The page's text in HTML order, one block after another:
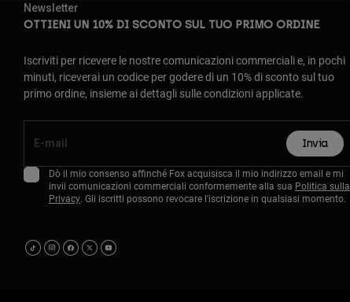
Newsletter
OTTIENI UN 10% DI SCONTO SUL TUO PRIMO ORDINE
Iscriviti per ricevere le nostre comunicazioni commerciali e, in pochi
minuti, riceverai un codice per godere di un 10% di sconto sul tuo
primo ordine, insieme ai dettagli sulle condizioni applicate.
Invia
Dò il mio consenso affinché Fox acquisisca il mio indirizzo email e mi
invii comunicazioni commerciali conformemente alla sua Politica sulla
Privacy. Gli iscritti possono revocare l'iscrizione in qualsiasi momento.